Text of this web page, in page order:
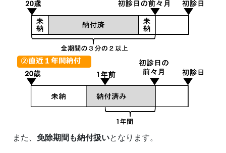
また、 免除期間も納付扱いとなります。